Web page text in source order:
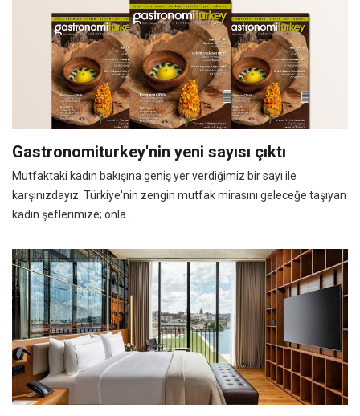
Gastronomiturkey'nin yeni sayısı çıktı
Mutfaktaki kadın bakışına geniş yer verdiğimiz bir sayı ile
karşınızdayız. Türkiye'nin zengin mutfak mirasını geleceğe taşıyan
kadın şeflerimize; onla...